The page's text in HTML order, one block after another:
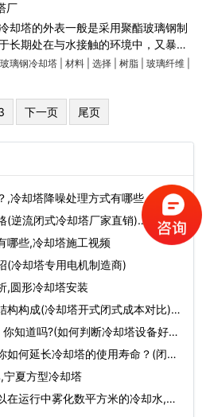
厂
却塔的外表一般是采用聚酯玻璃钢制
长期处在与水接触的环境中，又暴漏
环境下，所以在选择玻璃钢冷却塔材
玻璃钢冷却塔| 材料| 选择| 树脂| 玻璃纤维|
下一页 尾页
,冷却塔降噪处理方式有哪些…
(逆流闭式冷却塔厂家直销)…
哪些,冷却塔施工视频
(冷却塔专用电机制造商)
,圆形冷却塔安装
构构成(冷却塔开式闭式成本对比)…
知道吗?(如何判断冷却塔设备好
如何延长冷却塔的使用寿命？(闭式
夏方型冷却塔
在运行中雾化数平方米的冷却水,圆